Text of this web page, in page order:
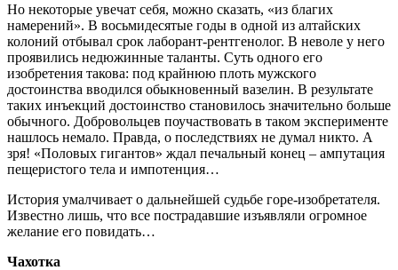
Но некоторые увечат себя, можно сказать, «из благих
намерений». В восьмидесятые годы в одной из алтайских
колоний отбывал срок лаборант-рентгенолог. В неволе у него
проявились недюжинные таланты. Суть одного его
изобретения такова: под крайнюю плоть мужского
достоинства вводился обыкновенный вазелин. В результате
таких инъекций достоинство становилось значительно больше
обычного. Добровольцев поучаствовать в таком эксперименте
нашлось немало. Правда, о последствиях не думал никто. А
зря! «Половых гигантов» ждал печальный конец – ампутация
пещеристого тела и импотенция…
История умалчивает о дальнейшей судьбе горе-изобретателя.
Известно лишь, что все пострадавшие изъявляли огромное
желание его повидать…
Чахотка